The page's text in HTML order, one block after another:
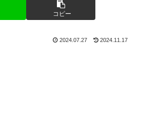
コピー
2024.07.27 2024.11.17